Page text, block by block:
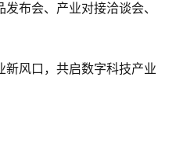
布会、产业对接洽谈会、
新风口，共启数字科技产业